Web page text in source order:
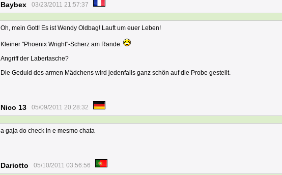
Baybex 03/23/2011 21:57:37
Oh, mein Gott! Es ist Wendy Oldbag! Lauft um euer Leben!
Kleiner "Phoenix Wright"-Scherz am Rande.
Angriff der Labertasche?
Die Geduld des armen Mädchens wird jedenfalls ganz schön auf die Probe gestellt.
Nico 13 05/09/2011 20:28:32
a gaja do check in e mesmo chata
Dariotto 05/10/2011 03:56:56